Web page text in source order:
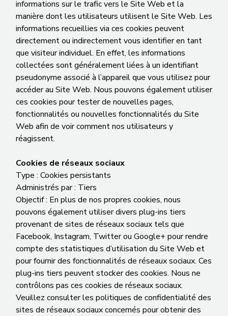
informations sur le trafic vers le Site Web et la
manière dont les utilisateurs utilisent le Site Web. Les
informations recueillies via ces cookies peuvent
directement ou indirectement vous identifier en tant
que visiteur individuel. En effet, les informations
collectées sont généralement liées à un identifiant
pseudonyme associé à l’appareil que vous utilisez pour
accéder au Site Web. Nous pouvons également utiliser
ces cookies pour tester de nouvelles pages,
fonctionnalités ou nouvelles fonctionnalités du Site
Web afin de voir comment nos utilisateurs y
réagissent.
Cookies de réseaux sociaux
Type : Cookies persistants
Administrés par : Tiers
Objectif : En plus de nos propres cookies, nous
pouvons également utiliser divers plug-ins tiers
provenant de sites de réseaux sociaux tels que
Facebook, Instagram, Twitter ou Google+ pour rendre
compte des statistiques d’utilisation du Site Web et
pour fournir des fonctionnalités de réseaux sociaux. Ces
plug-ins tiers peuvent stocker des cookies. Nous ne
contrôlons pas ces cookies de réseaux sociaux.
Veuillez consulter les politiques de confidentialité des
sites de réseaux sociaux concernés pour obtenir des